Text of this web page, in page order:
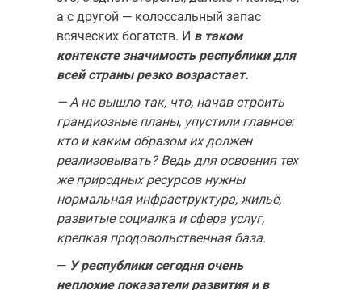
а с другой — колоссальный запас
всяческих богатств. И в та­ком
контексте значимость республики для
всей страны резко воз­растает.
— А не вышло так, что, начав строить
грандиозные планы, упустили главное:
кто и каким образом их должен
реализовывать? Ведь для освое­ния тех
же природных ресурсов нужны
нормальная инфраструктура, жильё,
развитые социалка и сфера услуг,
крепкая продовольственная база.
— У республики сегодня очень
неплохие показатели развития и в